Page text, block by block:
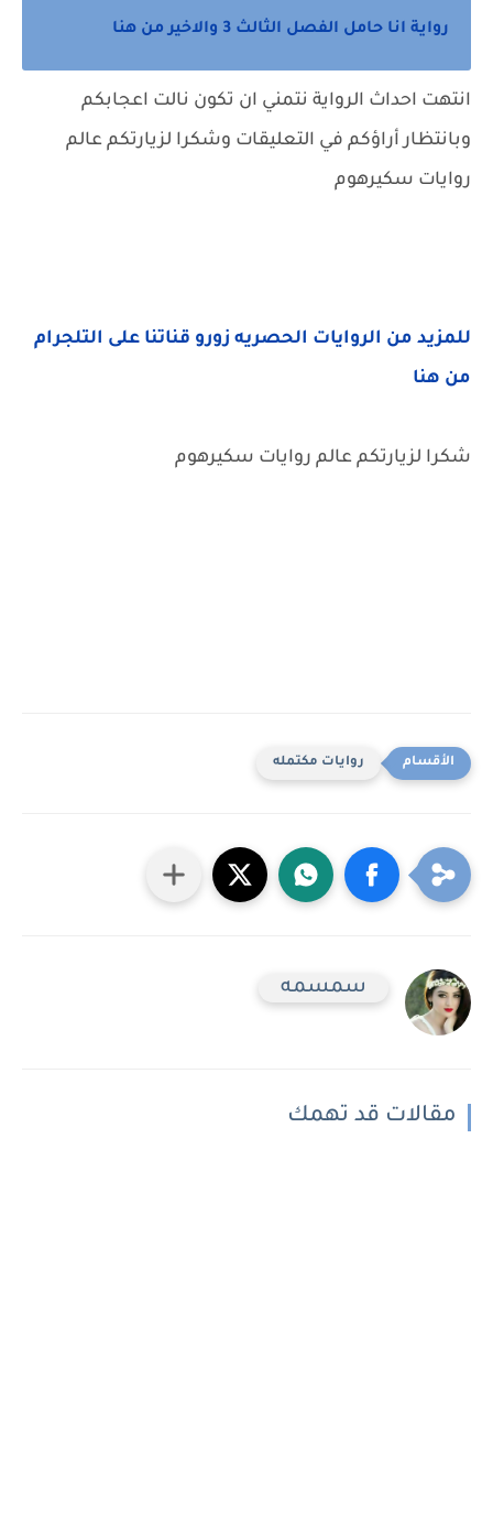
رواية انا حامل الفصل الثالث 3 والاخير من هنا
انتهت احداث الرواية نتمني ان تكون نالت اعجابكم
وبانتظار أراؤكم في التعليقات وشكرا لزيارتكم عالم
روايات سكيرهوم
للمزيد من الروايات الحصريه زورو قناتنا على التلجرام
من هنا
شكرا لزيارتكم عالم روايات سكيرهوم
روايات مكتمله
سمسمه
مقالات قد تهمك